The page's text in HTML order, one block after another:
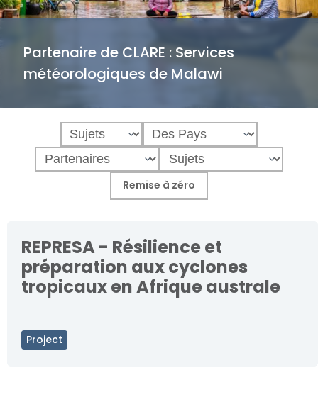
Partenaire de CLARE : Services
météorologiques de Malawi
Project
REPRESA - Résilience et
préparation aux cyclones
tropicaux en Afrique australe